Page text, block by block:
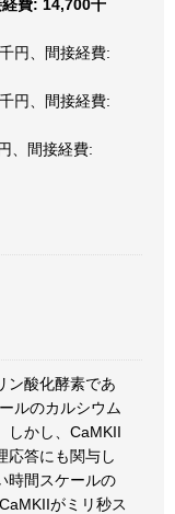
費: 14,700千
円、間接経費:
円、間接経費:
、間接経費:
ン酸化酵素であ
ルのカルシウム
しかし、CaMKII
応答にも関与し
時間スケールの
がミリ秒ス